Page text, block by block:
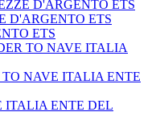
ETS
ITALIA ENTE DEL